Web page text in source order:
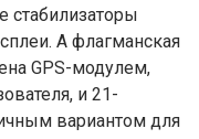
стабилизаторы
А флагманская
GPS-модулем,
и 21-
вариантом для